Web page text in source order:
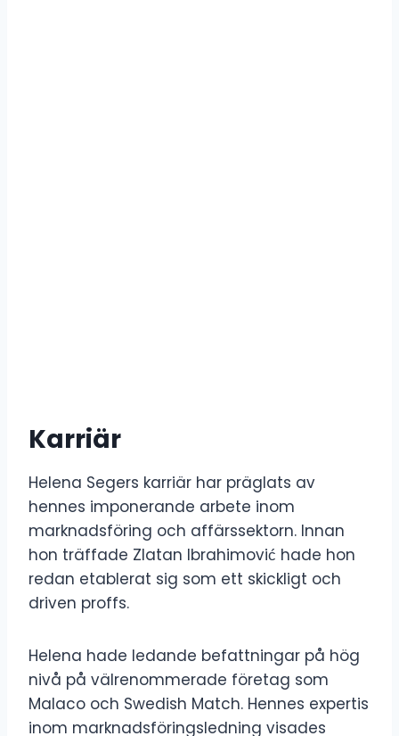
Karriär
Helena Segers karriär har präglats av
hennes imponerande arbete inom
marknadsföring och affärssektorn. Innan
hon träffade Zlatan Ibrahimović hade hon
redan etablerat sig som ett skickligt och
driven proffs.
Helena hade ledande befattningar på hög
nivå på välrenommerade företag som
Malaco och Swedish Match. Hennes expertis
inom marknadsföringsledning visades